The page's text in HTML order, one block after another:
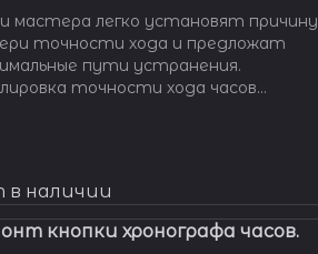
мастера легко установят причину
точности хода и предложат
пути устранения.
точности хода часов
в наличии
кнопки хронографа часов.